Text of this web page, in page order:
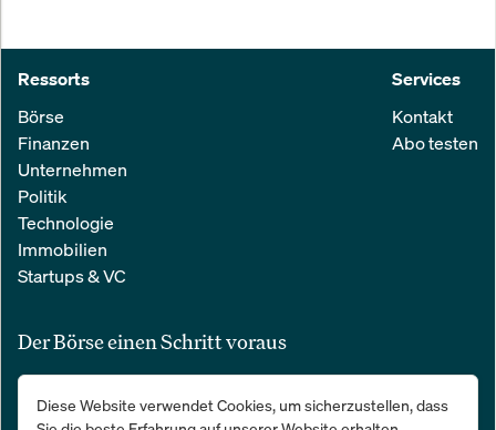
Ressorts
Börse
Finanzen
Unternehmen
Politik
Technologie
Immobilien
Startups & VC
Services
Kontakt
Abo testen
Der Börse einen Schritt voraus
Alle relevanten Nachrichten aus Wirtschaft und Finanzen in einer
einfachen E-Mail. 100 % kostenlos:
Diese Website verwendet Cookies, um sicherzustellen, dass